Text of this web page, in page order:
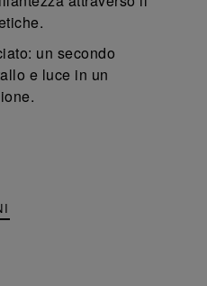
un secondo
e luce in un